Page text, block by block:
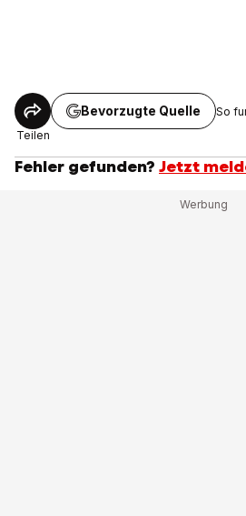
Teilen
Bevorzugte Quelle So
Fehler gefunden? Jetzt